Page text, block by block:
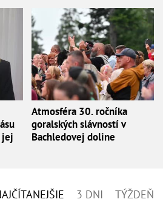
jej
Atmosféra 30. ročníka
goralských slávností v
Bachledovej doline
3 DNI TÝŽDEŇ